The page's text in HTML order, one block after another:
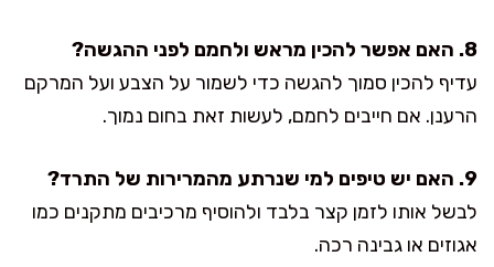
8. האם אפשר להכין מראש ולחמם לפני ההגשה?
עדיף להכין סמוך להגשה כדי לשמור על הצבע ועל המרקם
הרענן. אם חייבים לחמם, לעשות זאת בחום נמוך.
9. האם יש טיפים למי שנרתע מהמרירות של התרד?
לבשל אותו לזמן קצר בלבד ולהוסיף מרכיבים מתקנים כמו
אגוזים או גבינה רכה.